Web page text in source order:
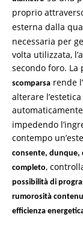
proprio
esterna dalla
necessaria per
volta utilizzata,
secondo foro. La
scomparsa rende
alterare
impedendo
contempo
consente, dunque,
completo,
possibilità di
rumorosità
efficienza